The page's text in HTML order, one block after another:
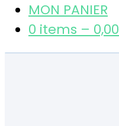
MON PANIER
0 items – 0,00